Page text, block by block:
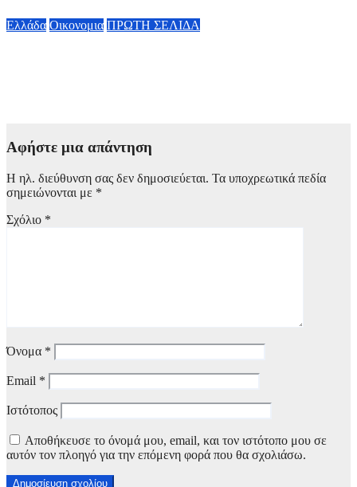
Ελλάδα Οικονομια ΠΡΩΤΗ ΣΕΛΙΔΑ
Αφήστε μια απάντηση
Η ηλ. διεύθυνση σας δεν δημοσιεύεται. Τα υποχρεωτικά πεδία
σημειώνονται με *
Σχόλιο *
Όνομα *
Email *
Ιστότοπος
Αποθήκευσε το όνομά μου, email, και τον ιστότοπο μου σε
αυτόν τον πλοηγό για την επόμενη φορά που θα σχολιάσω.